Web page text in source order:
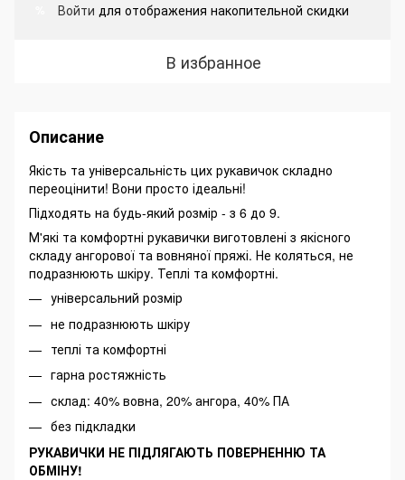
Войти для отображения накопительной скидки
В избранное
Описание
Якість та універсальність цих рукавичок складно
переоцінити! Вони просто ідеальні!
Підходять на будь-який розмір - з 6 до 9.
М'які та комфортні рукавички виготовлені з якісного
складу ангорової та вовняної пряжі. Не коляться, не
подразнюють шкіру. Теплі та комфортні.
універсальний розмір
не подразнюють шкіру
теплі та комфортні
гарна ростяжність
склад: 40% вовна, 20% ангора, 40% ПА
без підкладки
РУКАВИЧКИ НЕ ПІДЛЯГАЮТЬ ПОВЕРНЕННЮ ТА
ОБМІНУ!